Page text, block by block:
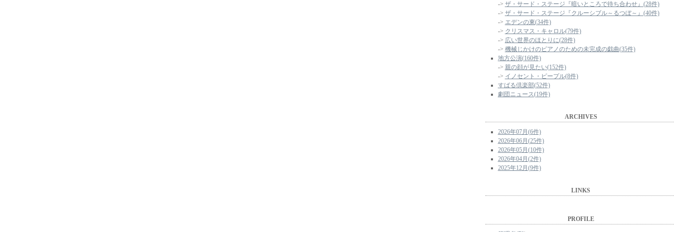
-> ザ・サード・ステージ『暗いところで待ち合わせ』(28件)
-> ザ・サード・ステージ『クルーシブル～るつぼ～』(40件)
-> エデンの東(34件)
-> クリスマス・キャロル(79件)
-> 広い世界のほとりに(28件)
-> 機械じかけのピアノのための未完成の戯曲(35件)
地方公演(160件)
-> 親の顔が見たい(152件)
-> イノセント・ピープル(8件)
すばる倶楽部(52件)
劇団ニュース(19件)
ARCHIVES
2026年07月(6件)
2026年06月(25件)
2026年05月(10件)
2026年04月(2件)
2025年12月(9件)
LINKS
PROFILE